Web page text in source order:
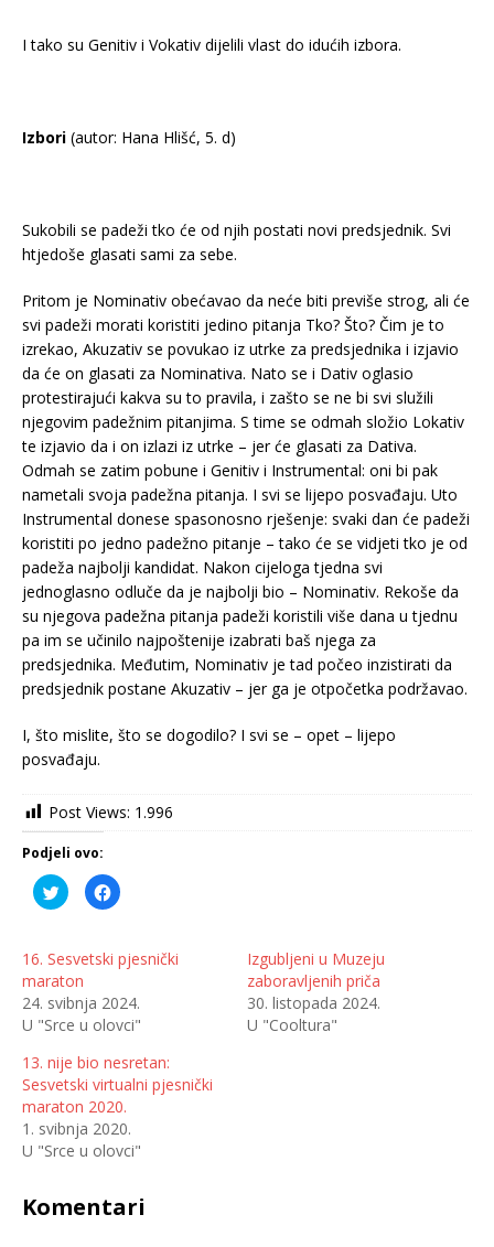
I tako su Genitiv i Vokativ dijelili vlast do idućih izbora.
Izbori (autor: Hana Hlišć, 5. d)
Sukobili se padeži tko će od njih postati novi predsjednik. Svi
htjedoše glasati sami za sebe.
Pritom je Nominativ obećavao da neće biti previše strog, ali će
svi padeži morati koristiti jedino pitanja Tko? Što? Čim je to
izrekao, Akuzativ se povukao iz utrke za predsjednika i izjavio
da će on glasati za Nominativa. Nato se i Dativ oglasio
protestirajući kakva su to pravila, i zašto se ne bi svi služili
njegovim padežnim pitanjima. S time se odmah složio Lokativ
te izjavio da i on izlazi iz utrke – jer će glasati za Dativa.
Odmah se zatim pobune i Genitiv i Instrumental: oni bi pak
nametali svoja padežna pitanja. I svi se lijepo posvađaju. Uto
Instrumental donese spasonosno rješenje: svaki dan će padeži
koristiti po jedno padežno pitanje – tako će se vidjeti tko je od
padeža najbolji kandidat. Nakon cijeloga tjedna svi
jednoglasno odluče da je najbolji bio – Nominativ. Rekoše da
su njegova padežna pitanja padeži koristili više dana u tjednu
pa im se učinilo najpoštenije izabrati baš njega za
predsjednika. Međutim, Nominativ je tad počeo inzistirati da
predsjednik postane Akuzativ – jer ga je otpočetka podržavao.
I, što mislite, što se dogodilo? I svi se – opet – lijepo
posvađaju.
Post Views: 1.996
Podjeli ovo:
P
o
e
l
i
n
a
T
w
t
t
e
r
u
(
O
t
a
s
K
l
m
p
d
i
j
e
i
t
e
n
a
F
a
c
o
k
16. Sesvetski pjesnički
maraton
24. svibnja 2024.
U "Srce u olovci"
Izgubljeni u Muzeju
zaboravljenih priča
30. listopada 2024.
U "Cooltura"
13. nije bio nesretan:
Sesvetski virtualni pjesnički
maraton 2020.
1. svibnja 2020.
U "Srce u olovci"
Komentari